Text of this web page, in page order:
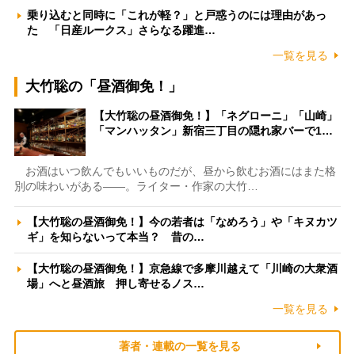
乗り込むと同時に「これが軽？」と戸惑うのには理由があっ
た 「日産ルークス」さらなる躍進…
一覧を見る
大竹聡の「昼酒御免！」
【大竹聡の昼酒御免！】「ネグローニ」「山崎」
「マンハッタン」新宿三丁目の隠れ家バーで1…
お酒はいつ飲んでもいいものだが、昼から飲むお酒にはまた格
別の味わいがある――。ライター・作家の大竹…
【大竹聡の昼酒御免！】今の若者は「なめろう」や「キヌカツ
ギ」を知らないって本当？ 昔の…
【大竹聡の昼酒御免！】京急線で多摩川越えて「川崎の大衆酒
場」へと昼酒旅 押し寄せるノス…
一覧を見る
著者・連載の一覧を見る